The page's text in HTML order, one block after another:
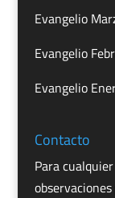
Evangelio
Evangelio
Evangelio
Contacto
Para